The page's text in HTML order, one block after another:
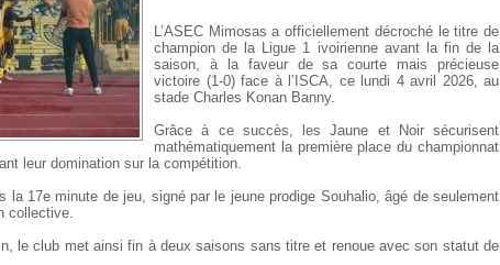
L’ASEC Mimosas a officiellement décroché le titre de
champion de la Ligue 1 ivoirienne avant la fin de la
saison, à la faveur de sa courte mais précieuse
victoire (1-0) face à l’ISCA, ce lundi 4 avril 2026, au
stade Charles Konan Banny.
Grâce à ce succès, les Jaune et Noir sécurisent
mathématiquement la première place du championnat
leur domination sur la compétition.
la 17e minute de jeu, signé par le jeune prodige Souhalio, âgé de seulement
collective.
le club met ainsi fin à deux saisons sans titre et renoue avec son statut de